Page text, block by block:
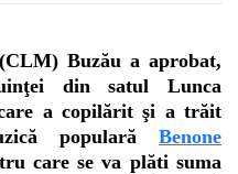
Buzău a aprobat,
din satul Lunca
a copilărit şi a trăit
populară Benone
care se va plăti suma